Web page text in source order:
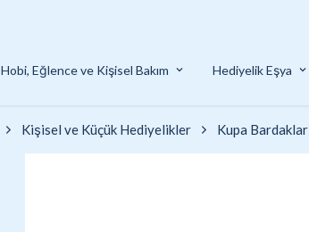
Hobi, Eğlence ve Kişisel Bakım Hediyelik Eşya
Kişisel ve Küçük Hediyelikler Kupa Bardaklar